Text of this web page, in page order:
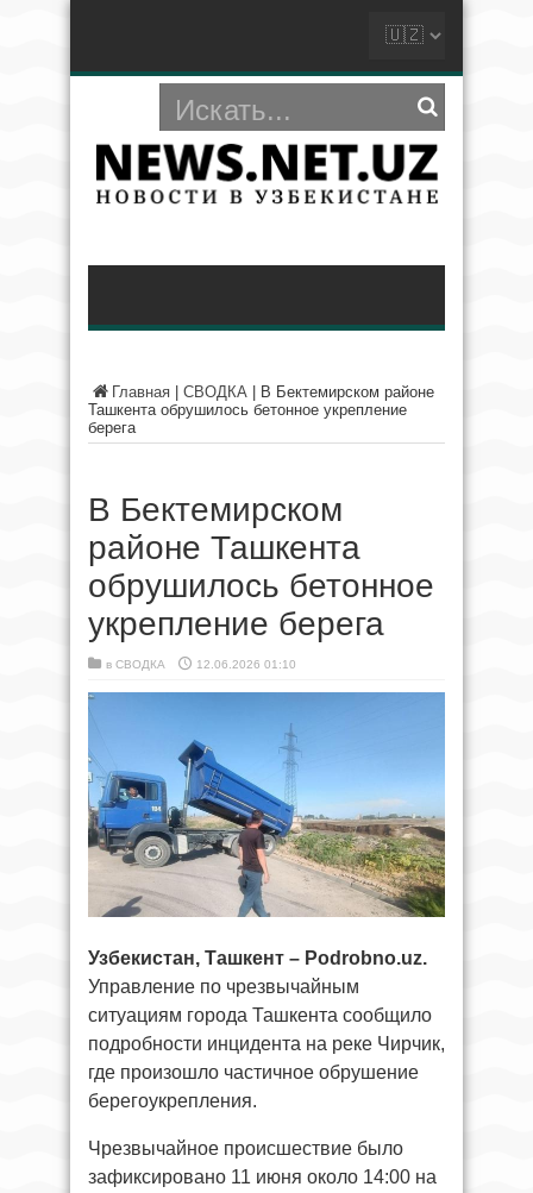
Главная СВОДКА
В Бектемирском районе
Ташкента обрушилось бетонное укрепление
берега
В Бектемирском
районе Ташкента
обрушилось бетонное
укрепление берега
в СВОДКА 12.06.2026 01:10
Узбекистан, Ташкент – Podrobno.uz.
Управление по чрезвычайным
ситуациям города Ташкента сообщило
подробности инцидента на реке Чирчик,
где произошло частичное обрушение
берегоукрепления.
Чрезвычайное происшествие было
зафиксировано 11 июня около 14:00 на